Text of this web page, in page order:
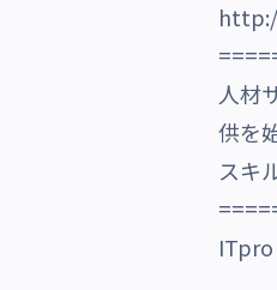
人材
供を
スキ